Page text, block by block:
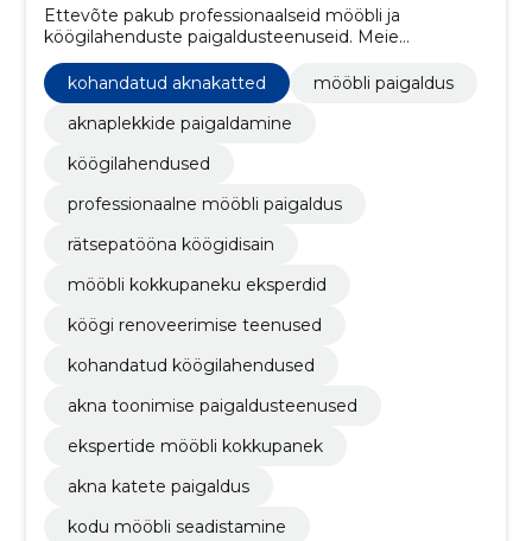
Ettevõte pakub professionaalseid mööbli ja
köögilahenduste paigaldusteenuseid. Meie
meeskond tagab kvaliteetse ja usaldusväärse
teenuse, mis vastab klientide ootustele.
kohandatud aknakatted
mööbli paigaldus
aknaplekkide paigaldamine
köögilahendused
professionaalne mööbli paigaldus
rätsepatööna köögidisain
mööbli kokkupaneku eksperdid
köögi renoveerimise teenused
kohandatud köögilahendused
akna toonimise paigaldusteenused
ekspertide mööbli kokkupanek
akna katete paigaldus
kodu mööbli seadistamine